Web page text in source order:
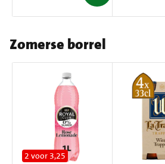
Zomerse borrel
2 voor 3,25